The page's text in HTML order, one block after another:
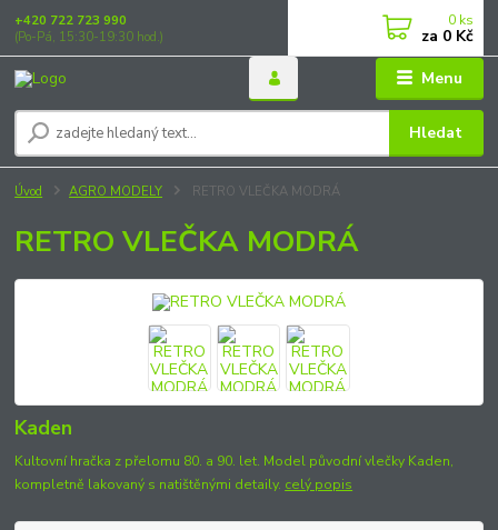
Menu
Hledat
+420 722 723 990
(Po-Pá, 15:30-19:30 hod.)
0 ks
za 0 Kč
Úvod AGRO MODELY RETRO VLEČKA MODRÁ
RETRO VLEČKA MODRÁ
Kaden
Kultovní hračka z přelomu 80. a 90. let. Model původní vlečky Kaden,
kompletně lakovaný s natištěnými detaily. celý popis